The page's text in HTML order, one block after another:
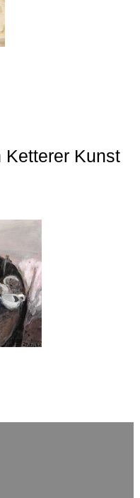
Ketterer Kunst